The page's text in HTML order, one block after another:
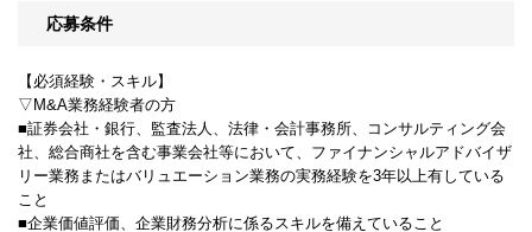
応募条件
【必須経験・スキル】
▽M&A業務経験者の方
■証券会社・銀行、監査法人、法律・会計事務所、コンサルティング会
社、総合商社を含む事業会社等において、ファイナンシャルアドバイザ
リー業務またはバリュエーション業務の実務経験を3年以上有している
こと
■企業価値評価、企業財務分析に係るスキルを備えていること